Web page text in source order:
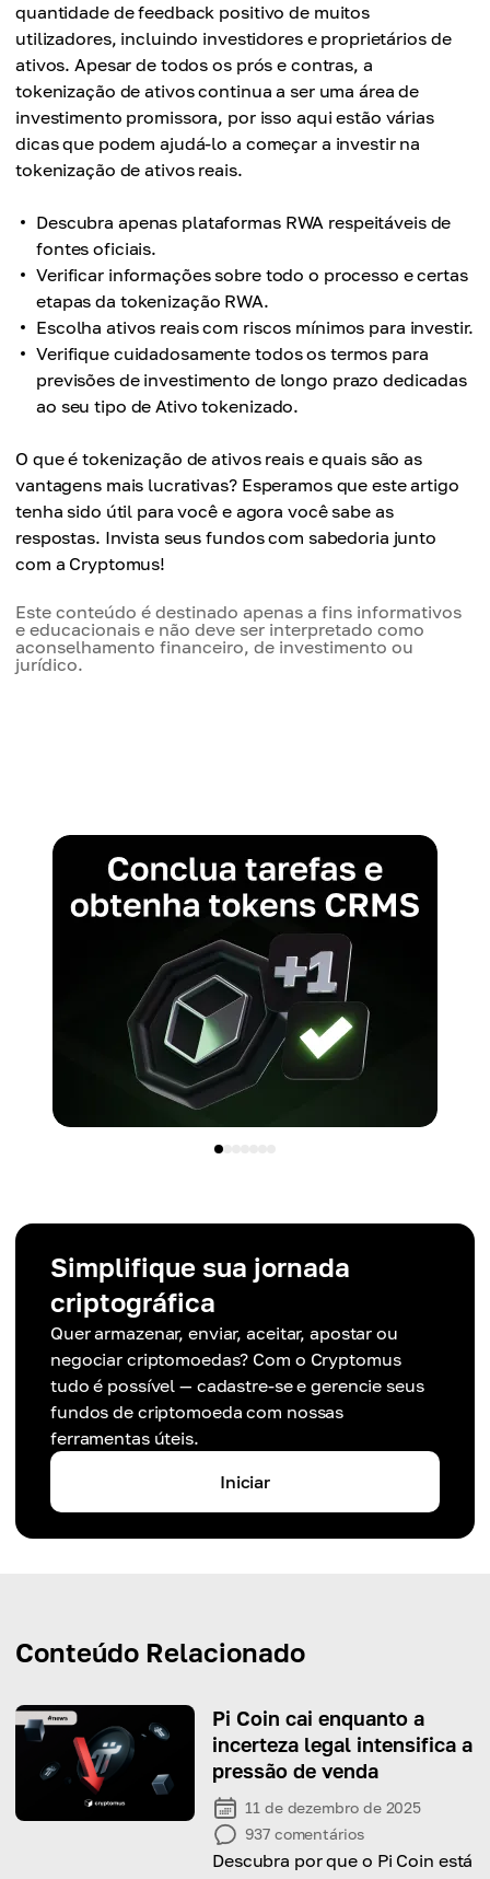
quantidade de feedback positivo de muitos
utilizadores, incluindo investidores e proprietários de
ativos. Apesar de todos os prós e contras, a
tokenização de ativos continua a ser uma área de
investimento promissora, por isso aqui estão várias
dicas que podem ajudá-lo a começar a investir na
tokenização de ativos reais.
Descubra apenas plataformas RWA respeitáveis de
fontes oficiais.
Verificar informações sobre todo o processo e certas
etapas da tokenização RWA.
Escolha ativos reais com riscos mínimos para investir.
Verifique cuidadosamente todos os termos para
previsões de investimento de longo prazo dedicadas
ao seu tipo de Ativo tokenizado.
O que é tokenização de ativos reais e quais são as
vantagens mais lucrativas? Esperamos que este artigo
tenha sido útil para você e agora você sabe as
respostas. Invista seus fundos com sabedoria junto
com a Cryptomus!
Este conteúdo é destinado apenas a fins informativos
e educacionais e não deve ser interpretado como
aconselhamento financeiro, de investimento ou
jurídico.
Simplifique sua jornada
criptográfica
Quer armazenar, enviar, aceitar, apostar ou
negociar criptomoedas? Com o Cryptomus
tudo é possível — cadastre-se e gerencie seus
fundos de criptomoeda com nossas
ferramentas úteis.
Iniciar
Conteúdo Relacionado
Pi Coin cai enquanto a
incerteza legal intensifica a
pressão de venda
11 de dezembro de 2025
937 comentários
Descubra por que o Pi Coin está